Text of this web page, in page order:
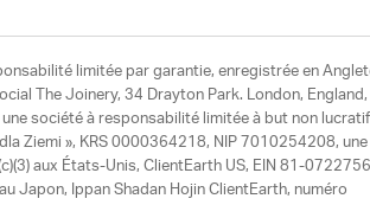
limitée par garantie, enregistrée en
The Joinery, 34 Drayton Park. London, England,
société à responsabilité limitée à but non lucratif
Ziemi », KRS 0000364218, NIP 7010254208, une
aux États-Unis, ClientEarth US, EIN 81-
Japon, Ippan Shadan Hojin ClientEarth, numéro